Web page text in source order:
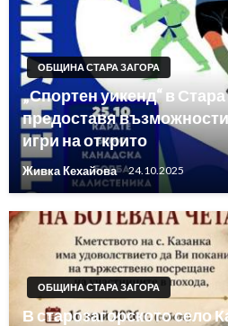
ОБЩИНА СТАРА ЗАГОРА
„Спортен уикенд“ в
предоставя
игри на открито
Живка Кехайова 24.10.2025
ОБЩИНА СТАРА ЗАГОРА
В старозагорското село